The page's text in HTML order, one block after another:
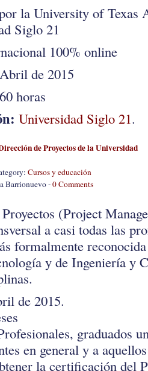
la University of Texas
Siglo 21
100% online
de 2015
horas
Universidad Siglo 21.
de Proyectos de la Universidad
Cursos y educación
Barrionuevo -0 Comments
(Project
a casi todas las
formalmente
y de Ingeniería y
de 2015.
graduados
en general y a
la certificación del